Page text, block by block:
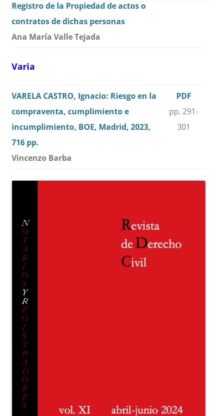
Registro de la Propiedad de actos o
contratos de dichas personas
Ana María Valle Tejada
Varia
VARELA CASTRO, Ignacio: Riesgo en la
compraventa, cumplimiento e
incumplimiento, BOE, Madrid, 2023,
716 pp.
Vincenzo Barba
PDF
pp. 291-
301